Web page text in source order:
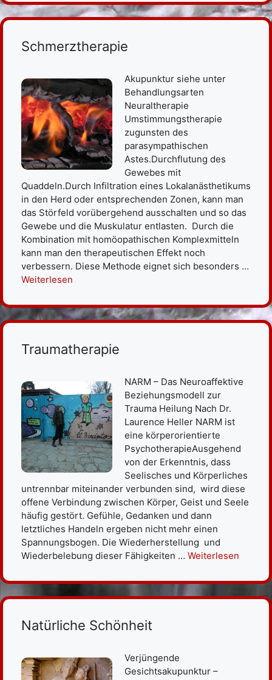
Schmerztherapie
Akupunktur siehe unter
Behandlungsarten
Neuraltherapie
Umstimmungstherapie
zugunsten des
parasympathischen
Astes.Durchflutung des
Gewebes mit
Quaddeln.Durch Infiltration eines Lokalanästhetikums
in den Herd oder entsprechenden Zonen, kann man
das Störfeld vorübergehend ausschalten und so das
Gewebe und die Muskulatur entlasten. Durch die
Kombination mit homöopathischen Komplexmitteln
kann man den therapeutischen Effekt noch
verbessern. Diese Methode eignet sich besonders …
Weiterlesen
Traumatherapie
NARM – Das Neuroaffektive
Beziehungsmodell zur
Trauma Heilung Nach Dr.
Laurence Heller NARM ist
eine körperorientierte
PsychotherapieAusgehend
von der Erkenntnis, dass
Seelisches und Körperliches
untrennbar miteinander verbunden sind, wird diese
offene Verbindung zwischen Körper, Geist und Seele
häufig gestört. Gefühle, Gedanken und dann
letztliches Handeln ergeben nicht mehr einen
Spannungsbogen. Die Wiederherstellung und
Wiederbelebung dieser Fähigkeiten … Weiterlesen
Natürliche Schönheit
Verjüngende
Gesichtsakupunktur –